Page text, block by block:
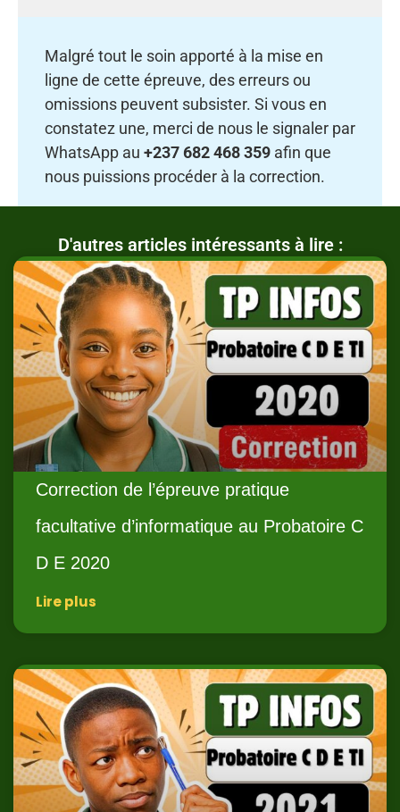
Malgré tout le soin apporté à la mise en
ligne de cette épreuve, des erreurs ou
omissions peuvent subsister. Si vous en
constatez une, merci de nous le signaler par
WhatsApp au +237 682 468 359 afin que
nous puissions procéder à la correction.
D'autres articles intéressants à lire :
Correction de l’épreuve pratique
facultative d’informatique au Probatoire C
D E 2020
Lire plus